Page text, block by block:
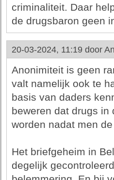
criminaliteit. Daar
de drugsbaron geen
20-03-2024, 11:19 door
Anonimiteit is geen
valt namelijk ook te
basis van daders
beweren dat drugs
worden nadat men
Het briefgeheim in
degelijk